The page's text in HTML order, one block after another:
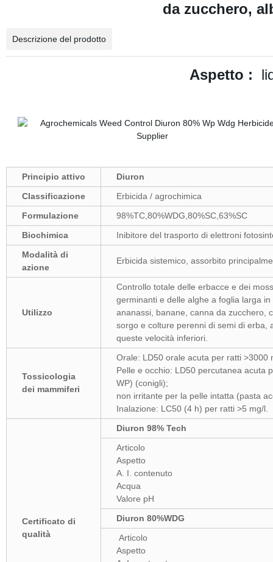
da zucchero,
Descrizione del prodotto
Aspetto :
Principio attivo
Diuron
Classificazione
Erbicida / agrochimica
Formulazione
98%TC,80%WDG,80%SC,63%SC
Biochimica
Inibitore del trasporto di elettroni
Modalità di
azione
Erbicida sistemico, assorbito
Utilizzo
Controllo totale delle erbacce e dei
germinanti e delle alghe a foglia larga
ananassi, banane, canna da zucchero,
sorgo e colture perenni di semi di erba,
queste velocità inferiori.
Tossicologia
dei mammiferi
Orale: LD50 orale acuta per ratti >3000
Pelle e occhio: LD50 percutanea acuta
WP) (conigli);
non irritante per la pelle intatta (pasta
Inalazione: LC50 (4 h) per ratti >5 mg/l.
Certificato di
qualità
Diuron 98% Tech
Articolo
Aspetto
A. I. contenuto
Acqua
Valore pH
Diuron 80%WDG
Articolo
Aspetto